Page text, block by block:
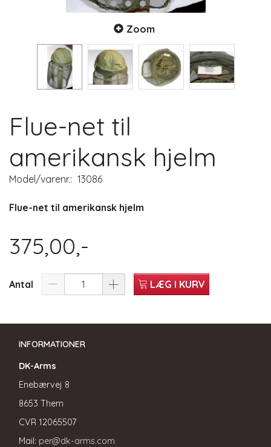
Zoom
Flue-net til
amerikansk hjelm
Model/varenr.: 13086
Flue-net til amerikansk hjelm
375,00,-
Antal LÆG I KURV
INFORMATIONER
DK-Arms
Enebærvej 8
8653 Them
CVR 12065507
Mail: per@dk-arms.com